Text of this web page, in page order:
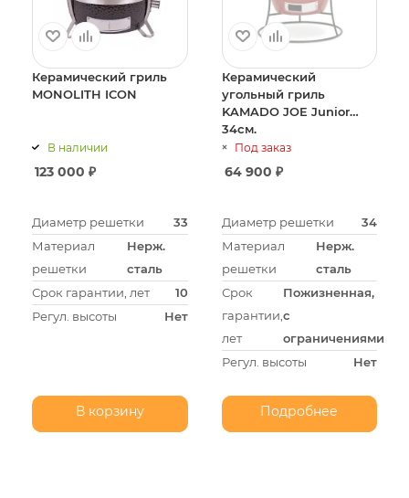
Керамический гриль
MONOLITH ICON
В наличии
123 000 ₽
Диаметр решетки
33
Материал
решетки
Нерж.
сталь
Срок гарантии, лет
10
Регул. высоты
Нет
В корзину
Керамический
угольный гриль
KAMADO JOE Junior
34см.
Под заказ
64 900 ₽
Диаметр решетки
34
Материал
решетки
Нерж.
сталь
Срок
гарантии,
лет
Пожизненная,
с
ограничениями
Регул. высоты
Нет
Подробнее